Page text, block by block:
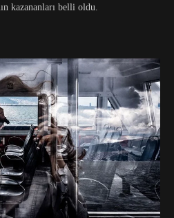
kazananları belli oldu.